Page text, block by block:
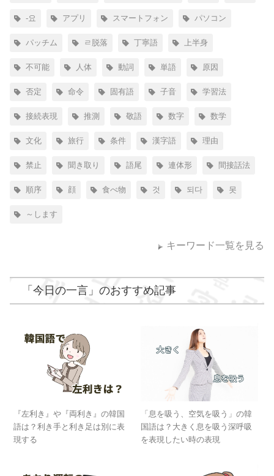
-요 アプリ スマートフォン パソコン
パッチム ㄹ脱落 丁寧語 上半身
不可能 人体 動詞 単語 原因
否定 命令 固有語 子音 学習法
接続表現 推測 敬語 数字 数学
文化 旅行 条件 漢字語 理由
禁止 聞き取り 語尾 連体形 間接話法
順序 顔 食べ物 것 되다 못
～します
キーワード一覧を見る
「 今日の一言」のおすすめ記事
『左利き』や『両利き』の韓国
語は？利き手と利き足は別に表
現する
「息を吸う、空気を吸う」の韓
国語は？大きく息を吸う深呼吸
を表現したい時の表現